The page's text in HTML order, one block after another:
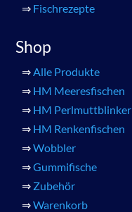
⇒ Fischrezepte
Shop
⇒Alle Produkte
⇒ HM Meeresfischen
⇒ HM Perlmuttblinker
⇒ HM Renkenfischen
⇒Wobbler
⇒Gummifische
⇒ Zubehör
⇒Warenkorb